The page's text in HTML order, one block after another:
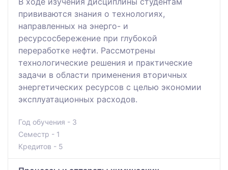
прививаются знания о технологиях,
направленных на энерго- и
ресурсосбережение при глубокой
переработке нефти. Рассмотрены
технологические решения и практические
задачи в области применения вторичных
энергетических ресурсов с целью экономии
эксплуатационных расходов.
Год обучения - 3
Семестр - 1
Кредитов - 5